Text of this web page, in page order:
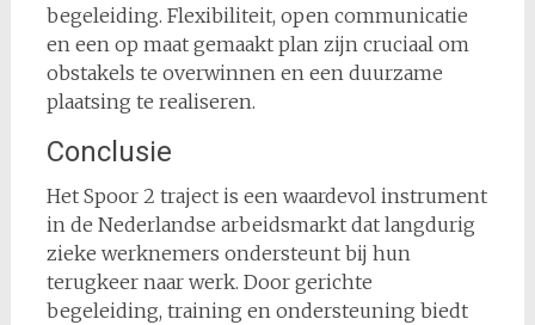
begeleiding. Flexibiliteit, open communicatie
en een op maat gemaakt plan zijn cruciaal om
obstakels te overwinnen en een duurzame
plaatsing te realiseren.
Conclusie
Het Spoor 2 traject is een waardevol instrument
in de Nederlandse arbeidsmarkt dat langdurig
zieke werknemers ondersteunt bij hun
terugkeer naar werk. Door gerichte
begeleiding, training en ondersteuning biedt